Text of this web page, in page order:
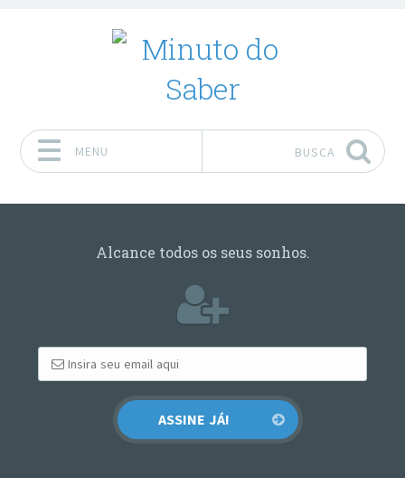
MENU BUSCA
Alcance todos os seus sonhos.